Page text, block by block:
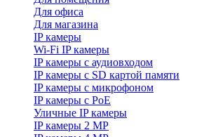
Для офиса
Для магазина
IP камеры
Wi-Fi IP камеры
IP камеры с аудиовходом
IP камеры с SD картой памяти
IP камеры с микрофоном
IP камеры с PoE
Уличные IP камеры
IP камеры 2 MP